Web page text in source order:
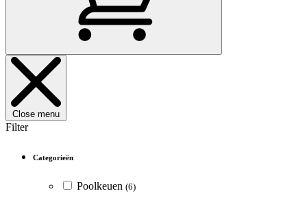
Close menu
Filter
Categorieën
Poolkeuen (6)